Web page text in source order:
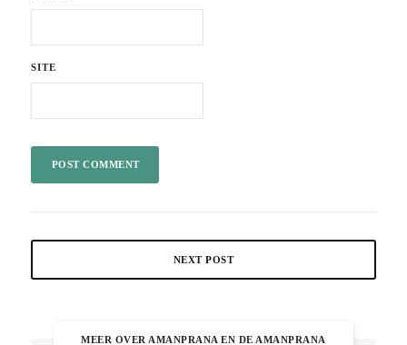
SITE
NEXT POST
MEER OVER AMANPRANA EN DE AMANPRANA